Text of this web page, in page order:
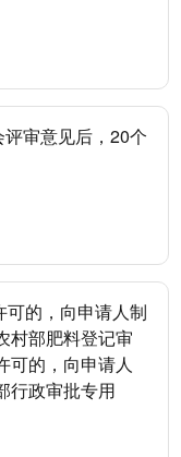
审意见后，20个
的，向申请人制
村部肥料登记审
可的，向申请人
行政审批专用